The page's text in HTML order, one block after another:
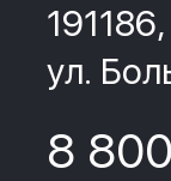
ул.
8